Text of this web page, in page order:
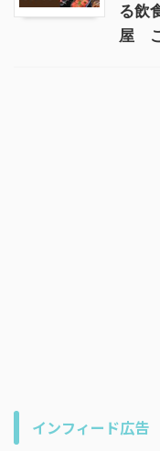
る飲
屋
インフィード広告